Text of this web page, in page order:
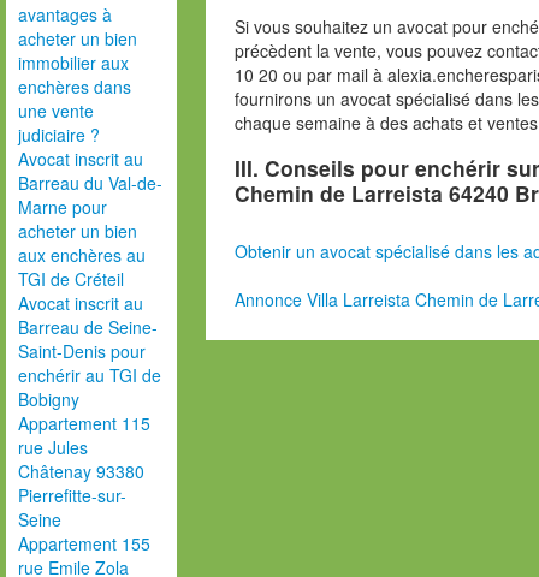
avantages à
acheter un bien
immobilier aux
enchères dans
une vente
judiciaire ?
Avocat inscrit au
Barreau du Val-de-
Marne pour
acheter un bien
aux enchères au
TGI de Créteil
Avocat inscrit au
Barreau de Seine-
Saint-Denis pour
enchérir au TGI de
Bobigny
Appartement 115
rue Jules
Châtenay 93380
Pierrefitte-sur-
Seine
Appartement 155
rue Emile Zola
Si vous souhaitez un avocat pour
précèdent la vente, vous pouvez
10 20 ou par mail à
fournirons un avocat spécialisé dans
chaque semaine à des achats et
III. Conseils pour enchérir
Chemin de Larreista 64240
Obtenir un avocat spécialisé dans les
Annonce Villa Larreista Chemin de